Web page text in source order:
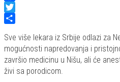
Facebook
Twitter
Sve više lekara iz Srbije odlazi za
mogućnosti napredovanja i
završio medicinu u Nišu, ali će
živi sa porodicom.